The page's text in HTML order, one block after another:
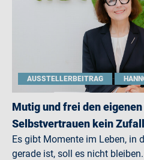
AUSSTELLERBEITRAG
Mutig und frei den
Selbstvertrauen kein
Es gibt Momente im Leben, in
gerade ist, soll es nicht